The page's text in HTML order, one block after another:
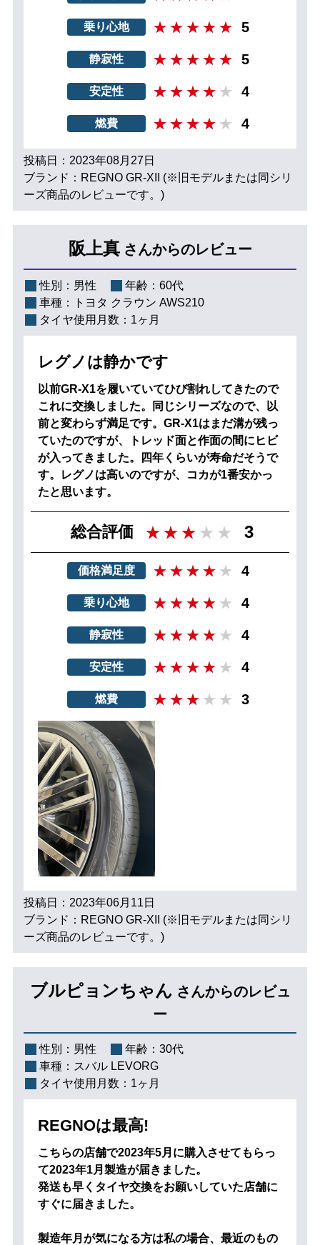
乗り心地 5
静寂性 5
安定性 4
燃費 4
投稿日：2023年08月27日
ブランド：REGNO GR-XII (※旧モデルまたは同シリ
ーズ商品のレビューです。)
阪上真 さんからのレビュー
性別： 男性 年齢： 60代
車種：
トヨタ クラウン AWS210
タイヤ使用月数： 1ヶ月
レグノは静かです
以前GR-X1を履いていてひび割れしてきたので
これに交換しました。同じシリーズなので、以
前と変わらず満足です。GR-X1はまだ溝が残っ
ていたのですが、トレッド面と作面の間にヒビ
が入ってきました。四年くらいが寿命だそうで
す。レグノは高いのですが、コカが1番安かっ
たと思います。
総合評価 3
価格満足度 4
乗り心地 4
静寂性 4
安定性 4
燃費 3
投稿日：2023年06月11日
ブランド：REGNO GR-XII (※旧モデルまたは同シリ
ーズ商品のレビューです。)
ブルピョンちゃん さんからのレビュ
ー
性別： 男性 年齢： 30代
車種： スバル LEVORG
タイヤ使用月数： 1ヶ月
REGNOは最高!
こちらの店舗で2023年5月に購入させてもらっ
て2023年1月製造が届きました。
発送も早くタイヤ交換をお願いしていた店舗に
すぐに届きました。
製造年月が気になる方は私の場合、最近のもの